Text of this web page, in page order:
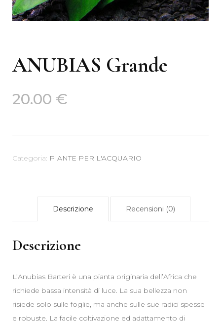
ANUBIAS Grande
20.00 €
Categoria: PIANTE PER L'ACQUARIO
Descrizione Recensioni (0)
Descrizione
L’Anubias Barteri è una pianta originaria dell’Africa che
richiede bassa intensità di luce. La sua bellezza non
risiede solo sulle foglie, ma anche sulle sue radici spesse
e robuste. La facile coltivazione ed adattamento di